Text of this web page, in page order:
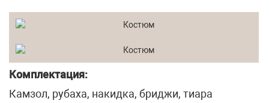
Комплектация:
Камзол, рубаха, накидка, бриджи, тиара